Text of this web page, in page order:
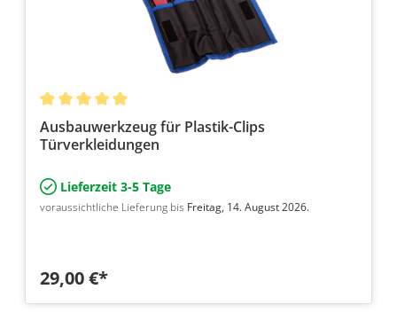
Ausbauwerkzeug für Plastik-Clips
Türverkleidungen
Lieferzeit 3-5 Tage
voraussichtliche Lieferung bis Freitag, 14. August 2026.
29,00 €*